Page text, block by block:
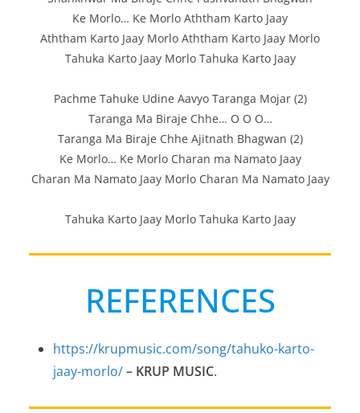
Ke Morlo… Ke Morlo Aththam Karto Jaay
Aththam Karto Jaay Morlo Aththam Karto Jaay Morlo
Tahuka Karto Jaay Morlo Tahuka Karto Jaay
Pachme Tahuke Udine Aavyo Taranga Mojar (2)
Taranga Ma Biraje Chhe… O O O…
Taranga Ma Biraje Chhe Ajitnath Bhagwan (2)
Ke Morlo… Ke Morlo Charan ma Namato Jaay
Charan Ma Namato Jaay Morlo Charan Ma Namato Jaay
Tahuka Karto Jaay Morlo Tahuka Karto Jaay
REFERENCES
https://krupmusic.com/song/tahuko-karto-
jaay-morlo/– KRUP MUSIC.